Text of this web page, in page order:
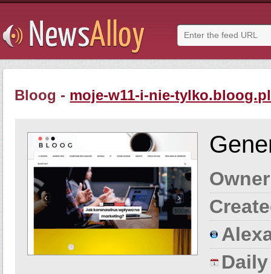
Bloog - moje-w11-i-nie-tylko.bloog.pl